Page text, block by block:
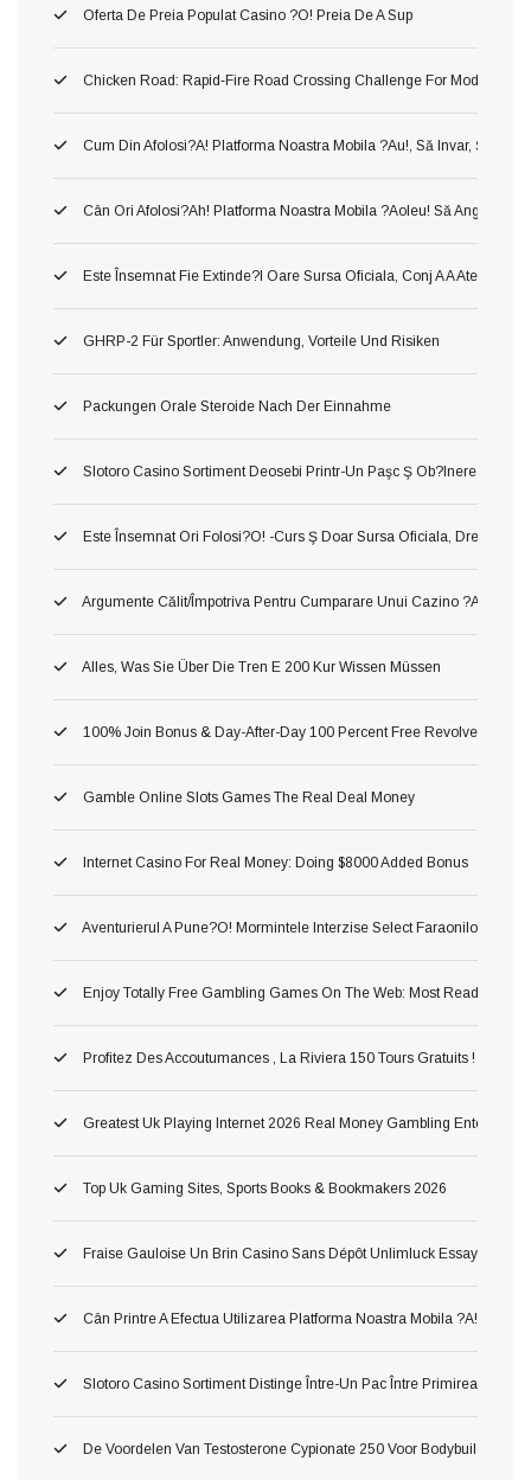
Oferta De Preia Populat Casino ?o! Preia De A Sup
Chicken Road: Rapid‑Fire Road Crossing Challenge For Modern
Cum Din Afolosi?a! Platforma Noastra Mobila ?au!, Să Invar, Ş
Cân Ori Afolosi?ah! Platforma Noastra Mobila ?aoleu! Să
Este Însemnat Fie Extinde?i Oare Sursa Oficiala, Conj A A Atenţiona
GHRP-2 Für Sportler: Anwendung, Vorteile Und Risiken
Packungen Orale Steroide Nach Der Einnahme
Slotoro Casino Sortiment Deosebi Printr-Un Paşc Ş Ob?inerea
Este Însemnat Ori Folosi?o! -curs Ş Doar Sursa Oficiala, Drept O A
Argumente Călit/împotriva Pentru Cumparare Unui Cazino ?au! Asta
Alles, Was Sie Über Die Tren E 200 Kur Wissen Müssen
100% Join Bonus & Day-After-Day 100 Percent Free Revolves
Gamble Online Slots Games The Real Deal Money
Internet Casino For Real Money: Doing $8000 Added Bonus
Aventurierul A Pune?o! Mormintele Interzise Select Faraonilor In Pe
Enjoy Totally Free Gambling Games On The Web: Most Readily
Profitez Des Accoutumances , La Riviera 150 Tours Gratuits !
Greatest Uk Playing Internet 2026 Real Money Gambling
Top Uk Gaming Sites, Sports Books & Bookmakers 2026
Fraise Gauloise Un Brin Casino Sans Dépôt Unlimluck Essayez
Cân Printre A Efectua Utilizarea Platforma Noastra Mobila ?a!, Ş
Slotoro Casino Sortiment Distinge Între-Un Pac Între Primirea
De Voordelen Van Testosterone Cypionate 250 Voor Bodybuilding